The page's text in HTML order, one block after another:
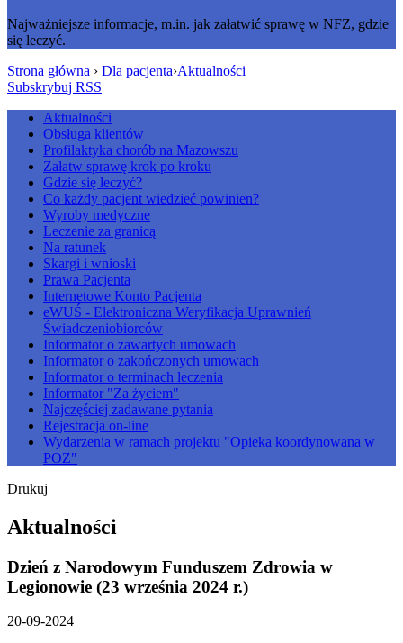
Najważniejsze informacje, m.in. jak załatwić sprawę w NFZ, gdzie
się leczyć.
Strona główna › Dla pacjenta›Aktualności
Subskrybuj RSS
Aktualności
Obsługa klientów
Profilaktyka chorób na Mazowszu
Załatw sprawę krok po kroku
Gdzie się leczyć?
Co każdy pacjent wiedzieć powinien?
Wyroby medyczne
Leczenie za granicą
Na ratunek
Skargi i wnioski
Prawa Pacjenta
Internetowe Konto Pacjenta
eWUŚ - Elektroniczna Weryfikacja Uprawnień
Świadczeniobiorców
Informator o zawartych umowach
Informator o zakończonych umowach
Informator o terminach leczenia
Informator "Za życiem"
Najczęściej zadawane pytania
Rejestracja on-line
Wydarzenia w ramach projektu "Opieka koordynowana w
POZ"
Drukuj
Aktualności
Dzień z Narodowym Funduszem Zdrowia w
Legionowie (23 września 2024 r.)
20-09-2024